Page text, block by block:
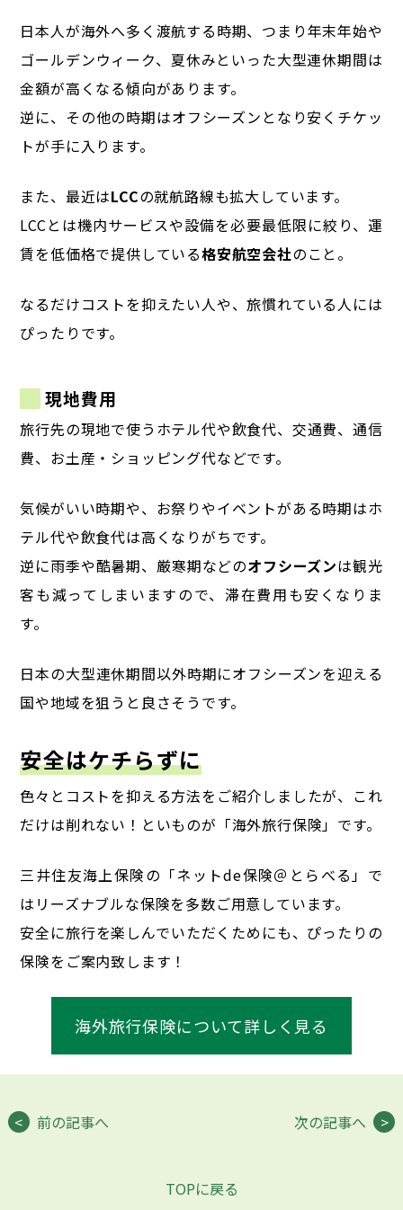
日本人が海外へ多く渡航する時期、つまり年末年始や
ゴールデンウィーク、夏休みといった大型連休期間は
金額が高くなる傾向があります。
逆に、その他の時期はオフシーズンとなり安くチケッ
トが手に入ります。
また、最近はLCCの就航路線も拡大しています。
LCCとは機内サービスや設備を必要最低限に絞り、運
賃を低価格で提供している格安航空会社のこと。
なるだけコストを抑えたい人や、旅慣れている人には
ぴったりです。
現地費用
旅行先の現地で使うホテル代や飲食代、交通費、通信
費、お土産・ショッピング代などです。
気候がいい時期や、お祭りやイベントがある時期はホ
テル代や飲食代は高くなりがちです。
逆に雨季や酷暑期、厳寒期などのオフシーズンは観光
客も減ってしまいますので、滞在費用も安くなりま
す。
日本の大型連休期間以外時期にオフシーズンを迎える
国や地域を狙うと良さそうです。
安全はケチらずに
色々とコストを抑える方法をご紹介しましたが、これ
だけは削れない！といものが「海外旅行保険」です。
三井住友海上保険の「ネットde保険＠とらべる」で
はリーズナブルな保険を多数ご用意しています。
安全に旅行を楽しんでいただくためにも、ぴったりの
保険をご案内致します！
海外旅行保険について詳しく見る
前の記事へ 次の記事へ
TOPに戻る